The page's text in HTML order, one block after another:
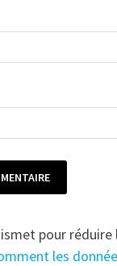
pour réduire
les